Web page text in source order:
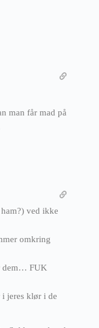
man får mad på
ved ikke
omkring
dem… FUK
jeres klør i de